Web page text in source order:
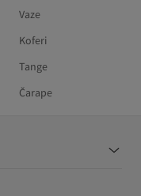
Vaze
Koferi
Tange
Čarape